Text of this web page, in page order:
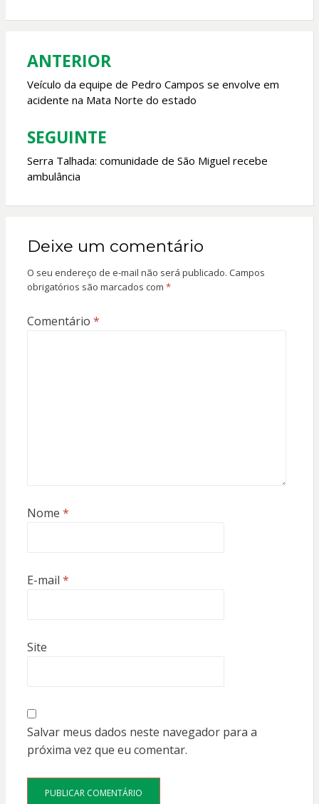
o
k
A
p
Navegação
de
Post
ANTERIOR
Veículo da equipe de Pedro Campos se envolve em
acidente na Mata Norte do estado
SEGUINTE
Serra Talhada: comunidade de São Miguel recebe
ambulância
Deixe um comentário
O seu endereço de e-mail não será publicado. Campos
obrigatórios são marcados com *
Comentário *
Nome *
E-mail *
Site
Salvar meus dados neste navegador para a
próxima vez que eu comentar.